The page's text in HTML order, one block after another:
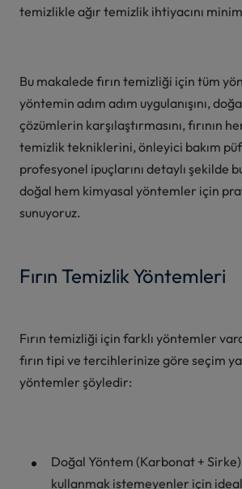
temizlikle ağır temizlik ihtiyacını
Bu makalede fırın temizliği için tüm
yöntemin adım adım uygulanışını,
çözümlerin karşılaştırmasını, fırının
temizlik tekniklerini, önleyici bakım püf
profesyonel ipuçlarını detaylı şekilde
doğal hem kimyasal yöntemler için
sunuyoruz.
Fırın Temizlik Yöntemleri
Fırın temizliği için farklı yöntemler
fırın tipi ve tercihlerinize göre seçim
yöntemler şöyledir:
Doğal Yöntem (Karbonat +
kullanmak istemeyenler için